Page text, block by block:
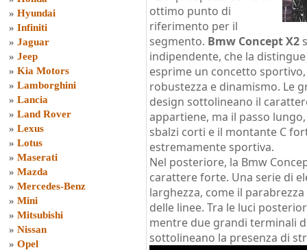
» Hyundai
» Infiniti
» Jaguar
» Jeep
» Kia Motors
» Lamborghini
» Lancia
» Land Rover
» Lexus
» Lotus
» Maserati
» Mazda
» Mercedes-Benz
» Mini
» Mitsubishi
» Nissan
» Opel
ottimo punto di
riferimento per il
segmento. Bmw Concept X2
indipendente, che la
esprime un concetto
robustezza e dinamismo. Le
design sottolineano il
appartiene, ma il passo
sbalzi corti e il montante C
estremamente sportiva.
Nel posteriore, la Bmw
carattere forte. Una serie di
larghezza, come il
delle linee. Tra le luci
mentre due grandi terminali
sottolineano la presenza di